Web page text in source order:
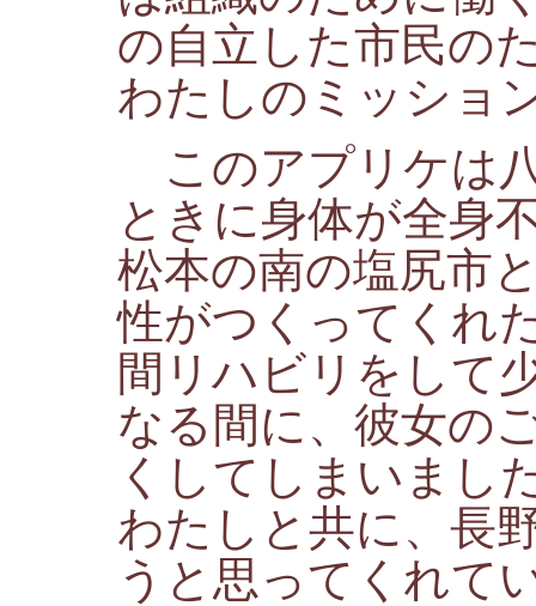
の自立した市民の
わたしのミッショ
このアプリケは
ときに身体が全身
松本の南の塩尻市
性がつくってくれ
間リハビリをして
なる間に、彼女の
くしてしまいまし
わたしと共に、長
うと思ってくれて